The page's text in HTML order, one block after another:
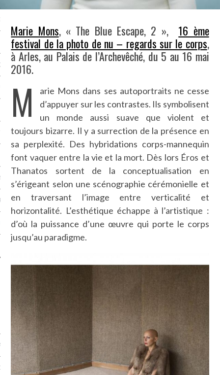
EN VOD
CARAVELLE
PODCAST
Marie Mons, « The Blue Escape, 2 », 16 ème
festival de la photo de nu – regards sur le corps,
à Arles, au Palais de l’Archevêché, du 5 au 16 mai
2016.
M
arie Mons dans ses autoportraits ne cesse
d’appuyer sur les contrastes. Ils symbolisent
un monde aussi suave que violent et
toujours bizarre. Il y a surrection de la présence en
sa perplexité. Des hybridations corps-mannequin
font vaquer entre la vie et la mort. Dès lors Éros et
Thanatos sortent de la conceptualisation en
s’érigeant selon une scénographie cérémonielle et
en traversant l’image entre verticalité et
horizontalité. L’esthétique échappe à l’artistique :
d’où la puissance d’une œuvre qui porte le corps
jusqu’au paradigme.